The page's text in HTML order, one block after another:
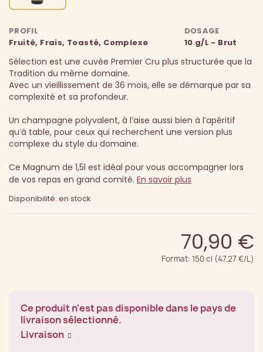
PROFIL
Fruité, Frais, Toasté, Complexe
DOSAGE
10 g/L - Brut
Sélection est une cuvée Premier Cru plus structurée que la
Tradition du même domaine.
Avec un vieillissement de 36 mois, elle se démarque par sa
complexité et sa profondeur.
Un champagne polyvalent, à l’aise aussi bien à l’apéritif
qu’à table, pour ceux qui recherchent une version plus
complexe du style du domaine.
Ce Magnum de 1,5l est idéal pour vous accompagner lors
de vos repas en grand comité. En savoir plus
Disponibilité: en stock
70,90 €
Format: 150 cl (47.27 €/L)
Ce produit n'est pas disponible dans le pays de
livraison sélectionné.
Livraison